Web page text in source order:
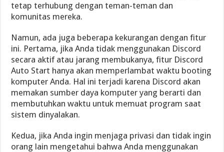
tetap terhubung dengan teman-teman dan
komunitas mereka.
Namun, ada juga beberapa kekurangan dengan fitur
ini. Pertama, jika Anda tidak menggunakan Discord
secara aktif atau jarang membukanya, fitur Discord
Auto Start hanya akan memperlambat waktu booting
komputer Anda. Hal ini terjadi karena Discord akan
memakan sumber daya komputer yang berarti dan
membutuhkan waktu untuk memuat program saat
sistem dinyalakan.
Kedua, jika Anda ingin menjaga privasi dan tidak ingin
orang lain mengetahui bahwa Anda menggunakan